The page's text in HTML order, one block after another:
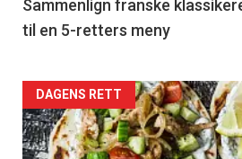
5
Sammenlign franske
til en 5-retters meny
Forsiden
akkurat
DAGENS RETT